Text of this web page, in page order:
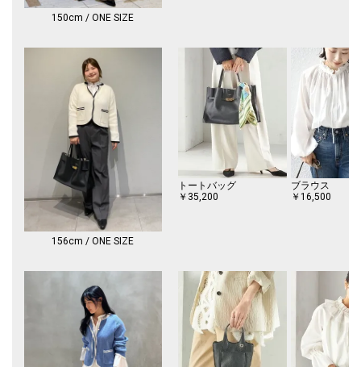
ンナーを見せる着こなしも、華奢見えしておすすめです。
-------------------------------------
生地の厚み：中間
伸縮性：有
透け感：ナチュラル有
光沢感：無
ポケット：有
手洗い：手洗い可
-------------------------------------
※【着丈】こちらの商品は肩の襟ぐり箇所より計測しております。予めご
留意ください。
※製品の特性上、毛抜け、毛羽の乱れが生じる場合がありますので摩擦に
ご注意ください。
お色味は、物撮り画像をご参考にしてください。
※末永く愛用頂く為に、アテンションタグを必ずご確認の上、着用又はお
取り扱いください。
※画像の商品はサンプルです。
実際の商品と仕様、加工、サイズが若干異なる場合がございます。
150cm / ONE SIZE
156cm / ONE SIZE
トートバッグ
￥35,200
ブラウス
￥16,500